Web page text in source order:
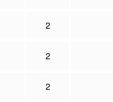
2
2
2